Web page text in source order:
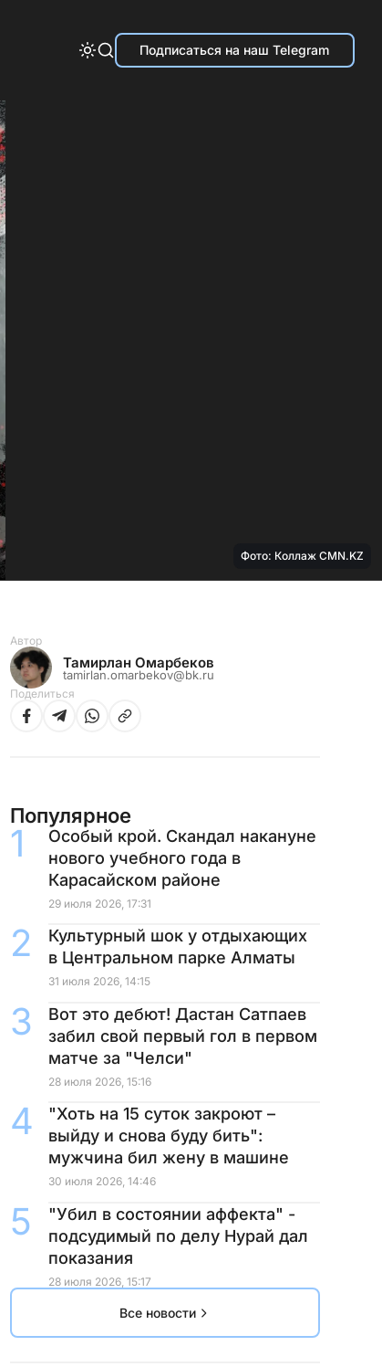
Подписаться на наш Telegram
Фото: Коллаж CMN.KZ
Автор
Тамирлан Омарбеков
tamirlan.omarbekov@bk.ru
Поделиться
Популярное
Особый крой. Скандал накануне
нового учебного года в
Карасайском районе
29 июля 2026, 17:31
Культурный шок у отдыхающих
в Центральном парке Алматы
31 июля 2026, 14:15
Вот это дебют! Дастан Сатпаев
забил свой первый гол в первом
матче за "Челси"
28 июля 2026, 15:16
"Хоть на 15 суток закроют –
выйду и снова буду бить":
мужчина бил жену в машине
30 июля 2026, 14:46
"Убил в состоянии аффекта" -
подсудимый по делу Нурай дал
показания
28 июля 2026, 15:17
Все новости